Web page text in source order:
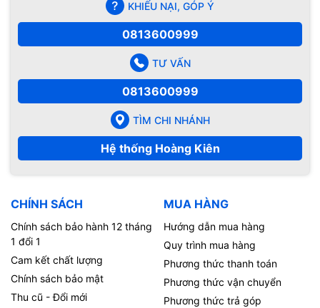
KHIẾU NẠI, GÓP Ý
0813600999
TƯ VẤN
0813600999
TÌM CHI NHÁNH
Hệ thống Hoàng Kiên
CHÍNH SÁCH
Chính sách bảo hành 12 tháng
1 đổi 1
Cam kết chất lượng
Chính sách bảo mật
Thu cũ - Đổi mới
MUA HÀNG
Hướng dẫn mua hàng
Quy trình mua hàng
Phương thức thanh toán
Phương thức vận chuyển
Phương thức trả góp